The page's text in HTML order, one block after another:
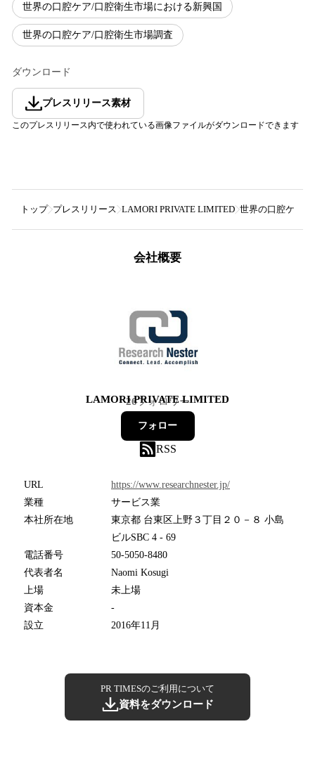
世界の口腔ケア/口腔衛生市場における新興国
世界の口腔ケア/口腔衛生市場調査
ダウンロード
プレスリリース素材
このプレスリリース内で使われている画像ファイルがダウンロードできます
トップ プレスリリース LAMORI PRIVATE LIMITED 世界の口腔ケア/
会社概要
LAMORI PRIVATE LIMITED
26フォロワー
フォロー
RSS
URL
https://www.researchnester.jp/
業種
サービス業
本社所在地
東京都 台東区上野３丁目２０－８ 小島
ビルSBC 4 - 69
電話番号
50-5050-8480
代表者名
Naomi Kosugi
上場
未上場
資本金
-
設立
2016年11月
PR TIMESのご利用について
資料をダウンロード